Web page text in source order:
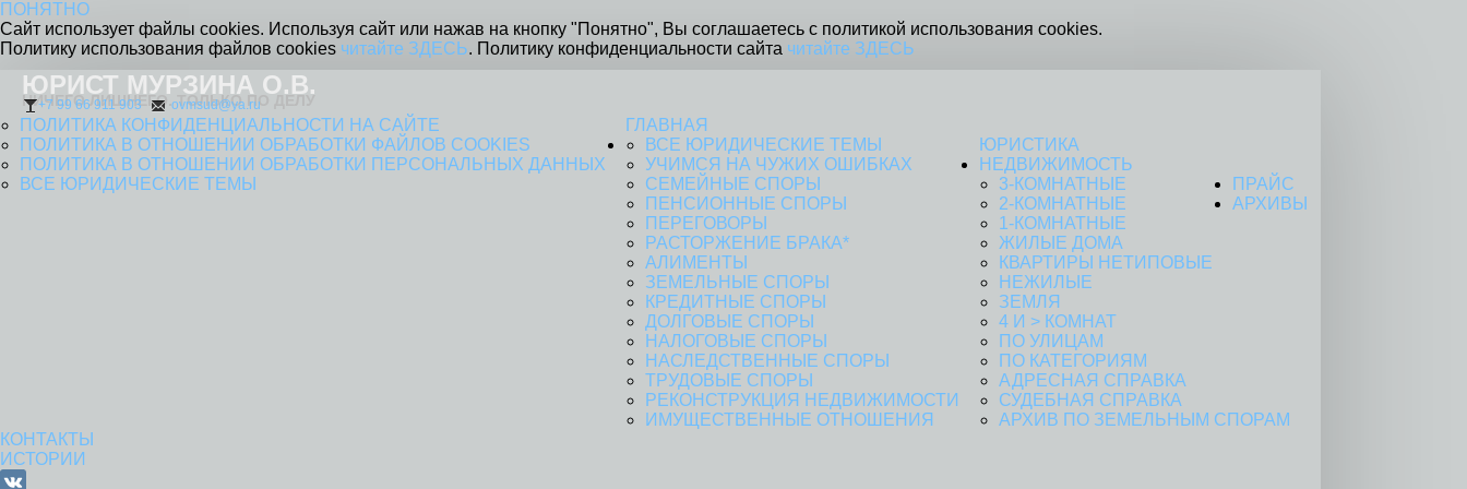
ПОНЯТНО
Сайт использует файлы cookies. Используя сайт или нажав на кнопку "Понятно", Вы соглашаетесь с политикой использования cookies.
Политику использования файлов cookies читайте ЗДЕСЬ. Политику конфиденциальности сайта читайте ЗДЕСЬ
ЮРИСТ МУРЗИНА О.В.
НИЧЕГО ЛИШНЕГО. ТОЛЬКО ПО ДЕЛУ
+7 99 66 911 903 ovmsud@ya.ru
ГЛАВНАЯ
ПОЛИТИКА КОНФИДЕНЦИАЛЬНОСТИ НА САЙТЕ
ПОЛИТИКА В ОТНОШЕНИИ ОБРАБОТКИ ФАЙЛОВ COOKIES
ПОЛИТИКА В ОТНОШЕНИИ ОБРАБОТКИ ПЕРСОНАЛЬНЫХ ДАННЫХ
ВСЕ ЮРИДИЧЕСКИЕ ТЕМЫ
ЮРИСТИКА
ВСЕ ЮРИДИЧЕСКИЕ ТЕМЫ
УЧИМСЯ НА ЧУЖИХ ОШИБКАХ
СЕМЕЙНЫЕ СПОРЫ
ПЕНСИОННЫЕ СПОРЫ
ПЕРЕГОВОРЫ
РАСТОРЖЕНИЕ БРАКА*
АЛИМЕНТЫ
ЗЕМЕЛЬНЫЕ СПОРЫ
КРЕДИТНЫЕ СПОРЫ
ДОЛГОВЫЕ СПОРЫ
НАЛОГОВЫЕ СПОРЫ
НАСЛЕДСТВЕННЫЕ СПОРЫ
ТРУДОВЫЕ СПОРЫ
РЕКОНСТРУКЦИЯ НЕДВИЖИМОСТИ
ИМУЩЕСТВЕННЫЕ ОТНОШЕНИЯ
НЕДВИЖИМОСТЬ
3-КОМНАТНЫЕ
2-КОМНАТНЫЕ
1-КОМНАТНЫЕ
ЖИЛЫЕ ДОМА
КВАРТИРЫ НЕТИПОВЫЕ
НЕЖИЛЫЕ
ЗЕМЛЯ
4 И > КОМНАТ
ПРАЙС
АРХИВЫ
ПО УЛИЦАМ
ПО КАТЕГОРИЯМ
АДРЕСНАЯ СПРАВКА
СУДЕБНАЯ СПРАВКА
АРХИВ ПО ЗЕМЕЛЬНЫМ СПОРАМ
КОНТАКТЫ
ИСТОРИИ